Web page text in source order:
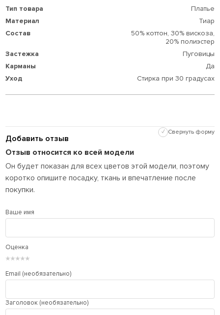
Тип товара
Платье
Материал
Тиар
Состав
50% коттон, 30% вискоза,
20% полиэстер
Застежка
Пуговицы
Карманы
Да
Уход
Стирка при 30 градусах
Добавить отзыв
✓ Свернуть форму
Отзыв относится ко всей модели
Он будет показан для всех цветов этой модели, поэтому
коротко опишите посадку, ткань и впечатление после
покупки.
Ваше имя
Оценка
★
★
★
★
★
Email (необязательно)
Заголовок (необязательно)